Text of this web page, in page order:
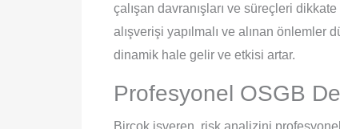
çalışan davranışları ve süreçleri dikkate
alışverişi yapılmalı ve alınan önlemler
dinamik hale gelir ve etkisi artar.
Profesyonel OSGB
Birçok işveren, risk analizini